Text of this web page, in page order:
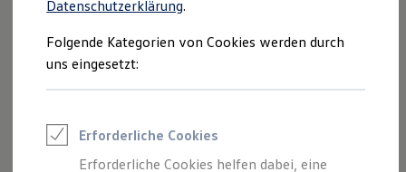
Kurier, Logistik & Handel
Feuerwehr
Rettungsdienste
ONE Business ID Vorteile
Fahrzeugsuche & Marktplatz
Digitaler Marktplatz
Kauf & Finanzierung
Volkswagen Zentrum Fürth Pillenstein
GmbH als verantwortliche Anbieterin
dieser Webseite speziell aufgeführt sind.
Datenschutzerklärung.
Folgende Kategorien von Cookies werden durch
uns eingesetzt:
Erforderliche Cookies
Erforderliche Cookies helfen dabei, eine